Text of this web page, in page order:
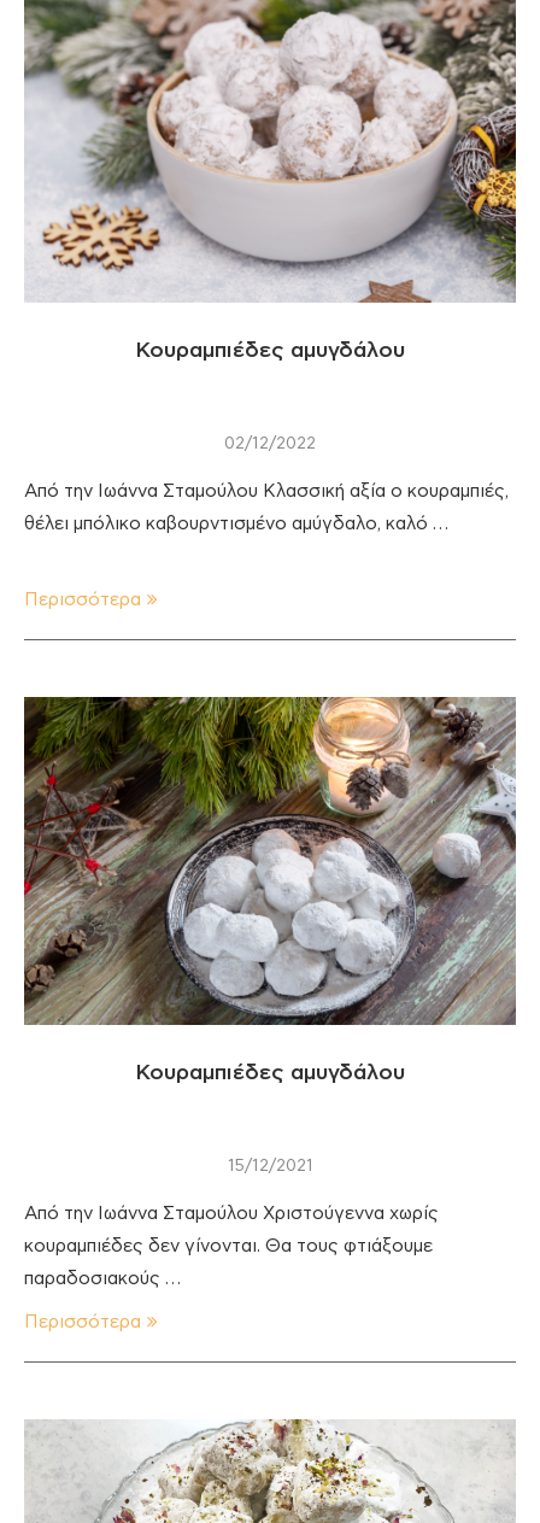
Κουραμπιέδες αμυγδάλου
02/12/2022
Από την Ιωάννα Σταμούλου Κλασσική αξία ο κουραμπιές,
θέλει μπόλικο καβουρντισμένο αμύγδαλο, καλό …
Περισσότερα
Κουραμπιέδες αμυγδάλου
15/12/2021
Από την Ιωάννα Σταμούλου Χριστούγεννα χωρίς
κουραμπιέδες δεν γίνονται. Θα τους φτιάξουμε
παραδοσιακούς …
Περισσότερα